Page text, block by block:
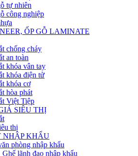
tự nhiên
công nghiệp
ỐP GỖ LAMINATE
chống cháy
an toàn
khóa vân tay
khóa điện tử
khóa cơ
hòa phát
Việt Tiệp
SIÊU THỊ
thị
NHẬP KHẨU
phòng nhập khẩu
Ghế lãnh đạo nhập khẩu